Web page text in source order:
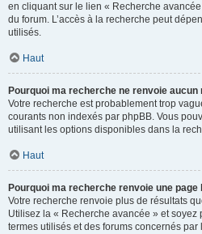
en cliquant sur le lien « Recherche
du forum. L’accès à la recherche peut
utilisés.
Haut
Pourquoi ma recherche ne renvoie aucun
Votre recherche est probablement trop
courants non indexés par phpBB. Vous
utilisant les options disponibles dans la
Haut
Pourquoi ma recherche renvoie une page
Votre recherche renvoie plus de résultats
Utilisez la « Recherche avancée » et
termes utilisés et des forums concernés par